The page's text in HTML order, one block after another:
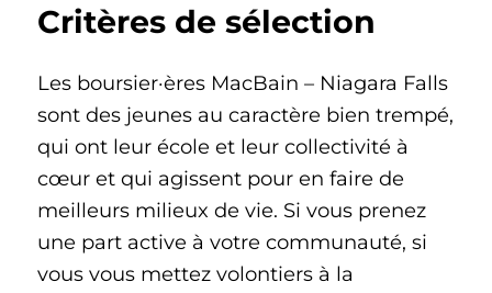
Critères de sélection
Les boursier·ères MacBain – Niagara Falls
sont des jeunes au caractère bien trempé,
qui ont leur école et leur collectivité à
cœur et qui agissent pour en faire de
meilleurs milieux de vie. Si vous prenez
une part active à votre communauté, si
vous vous mettez volontiers à la